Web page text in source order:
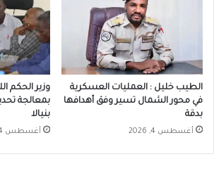
الطيب خليل : العمليات العسكرية
في محور الشمال تسير وفق أهدافها
بدقة
أغسطس 4, 2026
وزير الحكم
بمعالجة
بنيالا
أغسطس 4, 2026